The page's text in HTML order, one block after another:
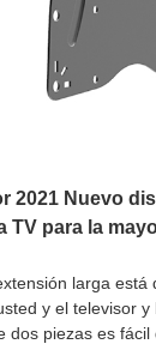
2021 Nuevo
TV para la
larga está
y el televisor
dos piezas es